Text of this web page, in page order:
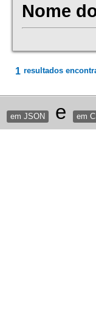
Nome
1 resultados
em JSON e em